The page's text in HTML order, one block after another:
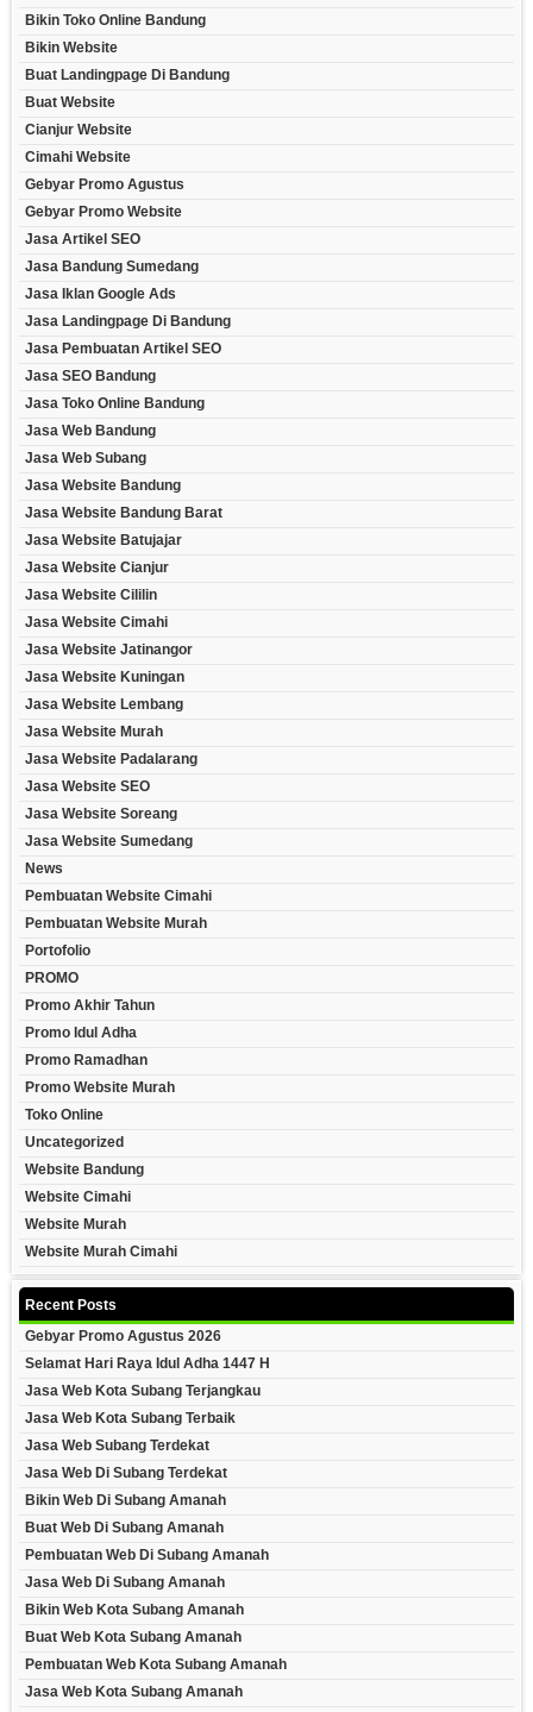
Bikin Toko Online Bandung
Bikin Website
Buat Landingpage Di Bandung
Buat Website
Cianjur Website
Cimahi Website
Gebyar Promo Agustus
Gebyar Promo Website
Jasa Artikel SEO
Jasa Bandung Sumedang
Jasa Iklan Google Ads
Jasa Landingpage Di Bandung
Jasa Pembuatan Artikel SEO
Jasa SEO Bandung
Jasa Toko Online Bandung
Jasa Web Bandung
Jasa Web Subang
Jasa Website Bandung
Jasa Website Bandung Barat
Jasa Website Batujajar
Jasa Website Cianjur
Jasa Website Cililin
Jasa Website Cimahi
Jasa Website Jatinangor
Jasa Website Kuningan
Jasa Website Lembang
Jasa Website Murah
Jasa Website Padalarang
Jasa Website SEO
Jasa Website Soreang
Jasa Website Sumedang
News
Pembuatan Website Cimahi
Pembuatan Website Murah
Portofolio
PROMO
Promo Akhir Tahun
Promo Idul Adha
Promo Ramadhan
Promo Website Murah
Toko Online
Uncategorized
Website Bandung
Website Cimahi
Website Murah
Website Murah Cimahi
Recent Posts
Gebyar Promo Agustus 2026
Selamat Hari Raya Idul Adha 1447 H
Jasa Web Kota Subang Terjangkau
Jasa Web Kota Subang Terbaik
Jasa Web Subang Terdekat
Jasa Web Di Subang Terdekat
Bikin Web Di Subang Amanah
Buat Web Di Subang Amanah
Pembuatan Web Di Subang Amanah
Jasa Web Di Subang Amanah
Bikin Web Kota Subang Amanah
Buat Web Kota Subang Amanah
Pembuatan Web Kota Subang Amanah
Jasa Web Kota Subang Amanah